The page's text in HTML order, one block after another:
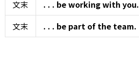
文末
. . . be working with you.
文末
. . . be part of the team.